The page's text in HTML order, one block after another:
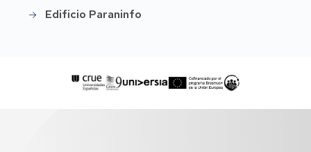
Edificio Paraninfo